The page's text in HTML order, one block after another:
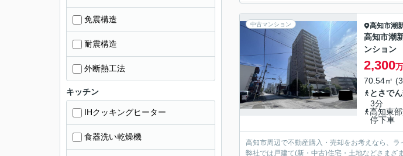
中古マンション 高知市潮
高知市潮
ンション
2,300
70.54㎡
とさで
3分
高知東
停下車
高知市周辺で不動産購入・売却をお考えなら、ラ
弊社では戸建て(新・中古)住宅・土地などさまざ
免震構造
耐震構造
外断熱工法
キッチン
IHクッキングヒーター
食器洗い乾燥機